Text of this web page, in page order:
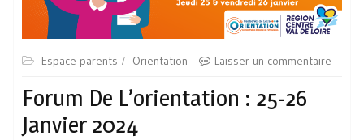
Espace parents Orientation Laisser un commentaire
Forum De L’orientation : 25-26
Janvier 2024